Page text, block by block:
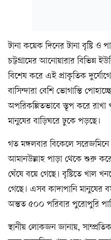
টানা কয়েক দিনের টানা বৃষ্টি ও
চট্টগ্রামের আনোয়ারার বিভিন্ন
বিশেষ করে এই প্রাকৃতিক
বাসিন্দারা বেশি ভোগান্তি
অপরিকল্পিতভাবে স্তূপ করে রাখা
মানুষের বাড়িঘরে ঢুকে পড়ছে।
গত মঙ্গলবার বিকেলে
আমানউল্লাহ পাড়া থেকে শুরু
ঘেঁষে বয়ে গেছে। বৃষ্টিতে খাল
গেছে। এসব কাদাপানি মানুষের
অন্তত ৫০০ পরিবার পুরোপুরি
স্থানীয় লোকজন জানায়,